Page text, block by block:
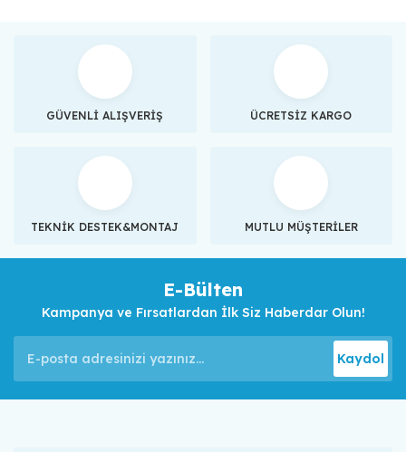
GÜVENLİ ALIŞVERİŞ ÜCRETSİZ KARGO
TEKNİK DESTEK&MONTAJ MUTLU MÜŞTERİLER
E-Bülten
Kampanya ve Fırsatlardan İlk Siz Haberdar Olun!
Kaydol